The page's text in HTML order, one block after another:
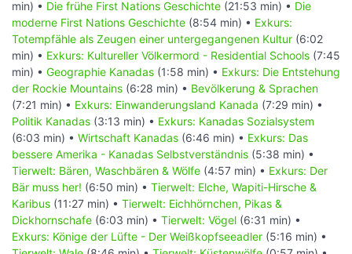
min) • Die frühe First Nations Geschichte (21:53 min) • Die
moderne First Nations Geschichte (8:54 min) • Exkurs:
Totempfähle als Zeugen einer untergegangenen Kultur (6:02
min) • Exkurs: Kultureller Völkermord - Residential Schools (7:45
min) • Geographie Kanadas (1:58 min) • Exkurs: Die Entstehung
der Rockie Mountains (6:28 min) • Bevölkerung & Sprachen
(7:21 min) • Exkurs: Einwanderungsland Kanada (7:29 min) •
Politik Kanadas (3:13 min) • Exkurs: Kanadas Sozialsystem
(6:03 min) • Wirtschaft Kanadas (6:46 min) • Exkurs: Das
bessere Amerika - Kanadas Selbstverständnis (5:38 min) •
Tierwelt: Bären, Waschbären & Wölfe (4:57 min) • Exkurs: Der
Bär muss her! (6:50 min) • Tierwelt: Elche, Wapiti-Hirsche &
Karibus (11:27 min) • Tierwelt: Eichhörnchen, Pikas &
Dickhornschafe (6:03 min) • Tierwelt: Vögel (6:31 min) •
Exkurs: Könige der Lüfte - Der Weißkopfseeadler (5:16 min) •